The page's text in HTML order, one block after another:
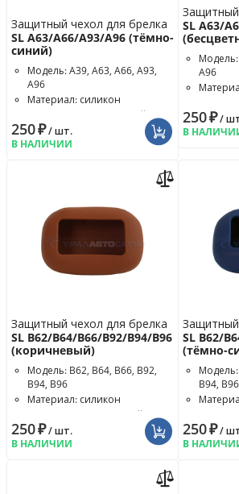
Защитный чехол для брелка
SL A63/A66/A93/A96 (тёмно-
синий)
Модель: A39, A63, A66, A93,
A96
Материал: силикон
Цвет чехла: тёмно-синий
250₽/ шт.
В НАЛИЧИИ
SL A63/
Модель:
A96
Цвет
250₽/
В
Защитный чехол для брелка
SL B62/B64/B66/B92/B94/B96
(коричневый)
Модель: B62, B64, B66, B92,
B94, B96
Материал: силикон
Цвет чехла: коричневый
250₽/ шт.
В НАЛИЧИИ
SL B62/
(тёмно-
Модель:
B94, B96
Цвет
250₽/
В